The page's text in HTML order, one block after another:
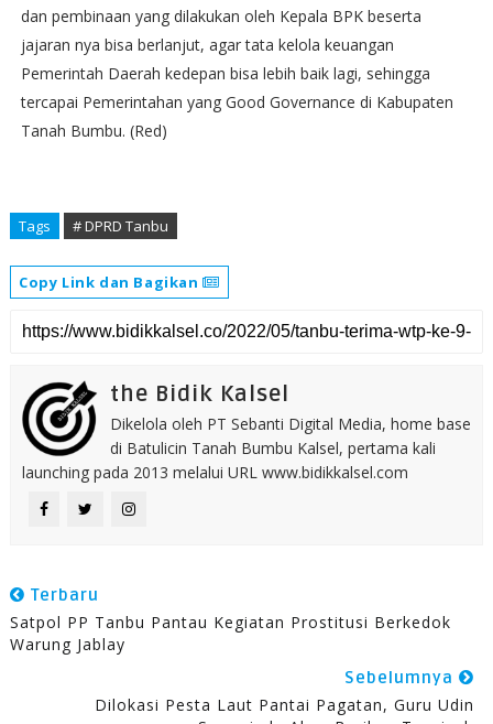
dan pembinaan yang dilakukan oleh Kepala BPK beserta
jajaran nya bisa berlanjut, agar tata kelola keuangan
Pemerintah Daerah kedepan bisa lebih baik lagi, sehingga
tercapai Pemerintahan yang Good Governance di Kabupaten
Tanah Bumbu. (Red)
Tags # DPRD Tanbu
Copy Link dan Bagikan
the Bidik Kalsel
Dikelola oleh PT Sebanti Digital Media, home base
di Batulicin Tanah Bumbu Kalsel, pertama kali
launching pada 2013 melalui URL www.bidikkalsel.com
Terbaru
Satpol PP Tanbu Pantau Kegiatan Prostitusi Berkedok
Warung Jablay
Sebelumnya
Dilokasi Pesta Laut Pantai Pagatan, Guru Udin